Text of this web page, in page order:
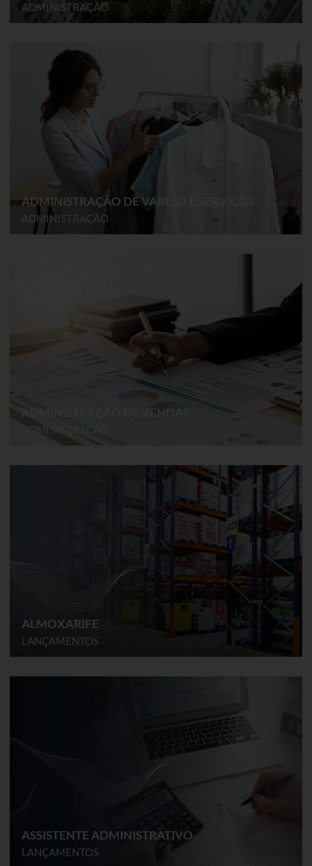
ADMINISTRAÇÃO
ADMINISTRAÇÃO DE VAREJO E SERVIÇOS
ADMINISTRAÇÃO
ADMINISTRAÇÃO DE VENDAS
ADMINISTRAÇÃO
ALMOXARIFE
LANÇAMENTOS
ASSISTENTE ADMINISTRATIVO
LANÇAMENTOS